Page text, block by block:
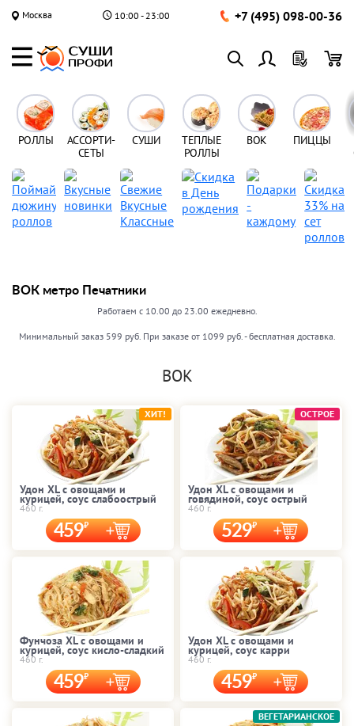
Москва 10:00 - 23:00 +7 (495) 098-00-36
РОЛЛЫ
АССОРТИ-
СЕТЫ
СУШИ
ТЕПЛЫЕ
РОЛЛЫ
ВОК ПИЦЦЫ
ВОК метро Печатники
Работаем с 10.00 до 23.00 ежедневно.
Минимальный заказ 599 руб. При заказе от 1099 руб. - бесплатная доставка.
ВОК
Удон XL с овощами и
курицей, соус слабоострый
460 г.
459
ХИТ!
Удон XL с овощами и
говядиной, соус острый
460 г.
529
ОСТРОЕ
Фунчоза XL с овощами и
курицей, соус кисло-сладкий
460 г.
459
Удон XL с овощами и
курицей, соус карри
460 г.
459
ВЕГЕТАРИАНСКОЕ